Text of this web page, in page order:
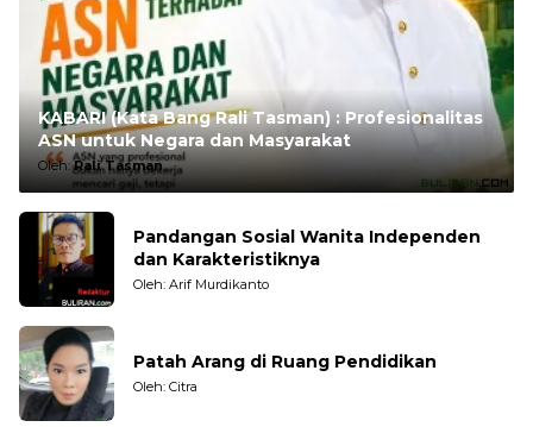
KABARI (Kata Bang Rali Tasman) : Profesionalitas
ASN untuk Negara dan Masyarakat
Oleh:Rali Tasman
Pandangan Sosial Wanita Independen
dan Karakteristiknya
Oleh: Arif Murdikanto
Patah Arang di Ruang Pendidikan
Oleh: Citra